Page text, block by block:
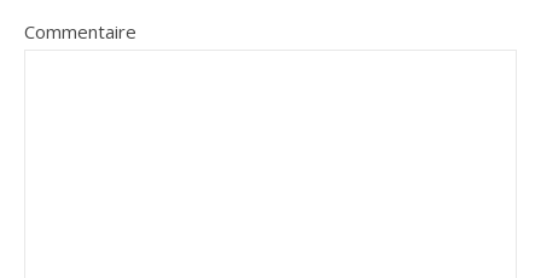
Commentaire